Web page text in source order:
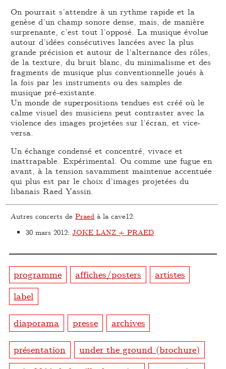
On pourrait s’attendre à un rythme rapide et la
genèse d’un champ sonore dense, mais, de manière
surprenante, c’est tout l’opposé. La musique évolue
autour d’idées consécutives lancées avec la plus
grande précision et autour de l’alternance des rôles,
de la texture, du bruit blanc, du minimalisme et des
fragments de musique plus conventionnelle joués à
la fois par les instruments ou des samples de
musique pré-existante.
Un monde de superpositions tendues est créé où le
calme visuel des musiciens peut contraster avec la
violence des images projetées sur l’écran, et vice-
versa.
Un échange condensé et concentré, vivace et
inattrapable. Expérimental. Ou comme une fugue en
avant, à la tension savamment maintenue accentuée
qui plus est par le choix d’images projetées du
libanais Raed Yassin.
Autres concerts dePraed à la cave12:
30 mars 2012:JOKE LANZ + PRAED
programme affiches/posters
artistes
label
diaporama presse archives
présentation
under the ground (brochure)